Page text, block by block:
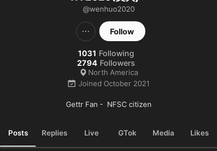
@wenhuo2020
Follow
1031 Following
2794 Followers
North America
Joined October 2021
Gettr Fan -  NFSC citizen
Posts Replies Live GTok Media Likes